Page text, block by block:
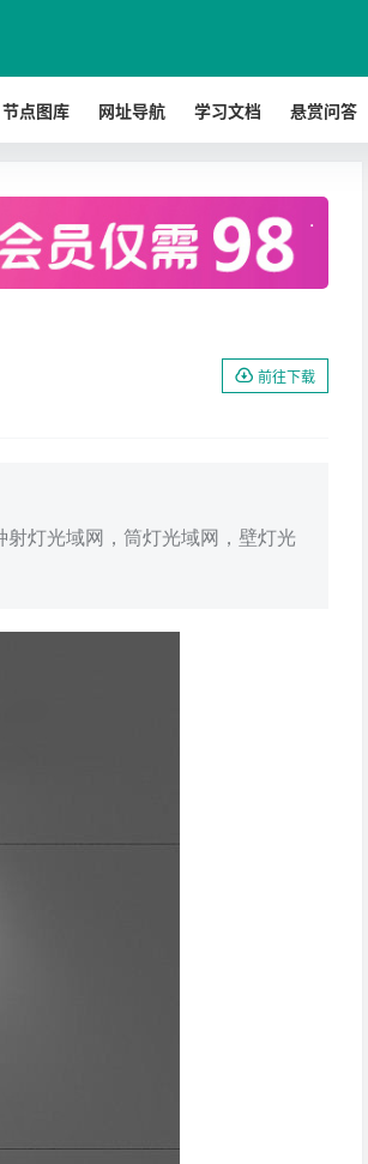
节点图库 网址导航 学习文档 悬赏问答
. 全站终身
前往下载
灯光域网，筒灯光域网，壁灯光